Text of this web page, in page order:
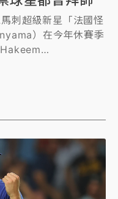
刺超級新星「法國怪
）在今年休賽季
技能包，展現進步
），堪稱是NBA最昂